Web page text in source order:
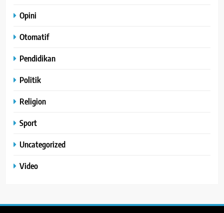
Opini
Otomatif
Pendidikan
Politik
Religion
Sport
Uncategorized
Video